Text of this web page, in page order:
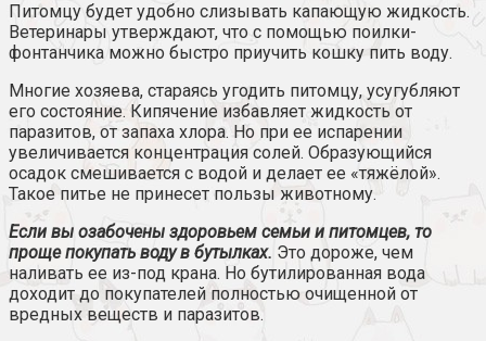
Питомцу будет удобно слизывать капающую жидкость.
Ветеринары утверждают, что с помощью поилки-
фонтанчика можно быстро приучить кошку пить воду.
Многие хозяева, стараясь угодить питомцу, усугубляют
его состояние. Кипячение избавляет жидкость от
паразитов, от запаха хлора. Но при ее испарении
увеличивается концентрация солей. Образующийся
осадок смешивается с водой и делает ее «тяжёлой».
Такое питье не принесет пользы животному.
Если вы озабочены здоровьем семьи и питомцев, то
проще покупать воду в бутылках. Это дороже, чем
наливать ее из-под крана. Но бутилированная вода
доходит до покупателей полностью очищенной от
вредных веществ и паразитов.